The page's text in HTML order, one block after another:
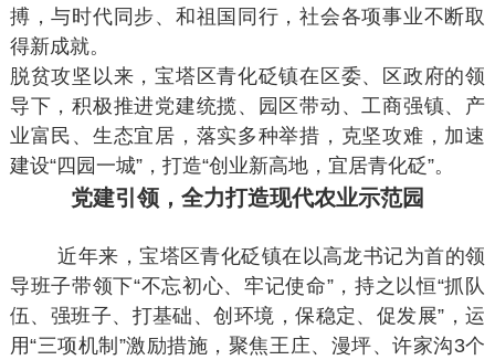
搏，与时代同步、和祖国同行，社会各项事业不断取
得新成就。
脱贫攻坚以来，宝塔区青化砭镇在区委、区政府的领
导下，积极推进党建统揽、园区带动、工商强镇、产
业富民、生态宜居，落实多种举措，克坚攻难，加速
建设“四园一城”，打造“创业新高地，宜居青化砭”。
党建引领，全力打造现代农业示范园
近年来，宝塔区青化砭镇在以高龙书记为首的领
导班子带领下“不忘初心、牢记使命”，持之以恒“抓队
伍、强班子、打基础、创环境，保稳定、促发展”，运
用“三项机制”激励措施，聚焦王庄、漫坪、许家沟3个